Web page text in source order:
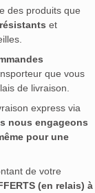
des produits que
et
que vous
de livraison.
express via
nous engageons
pour une
de votre
(en relais) à